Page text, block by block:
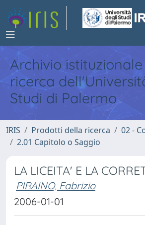
Archivio
ricerca
Studi di Palermo
IRIS Prodotti della ricerca
02 -
2.01 Capitolo o Saggio
LA LICEITA' E LA
PIRAINO, Fabrizio
2006-01-01